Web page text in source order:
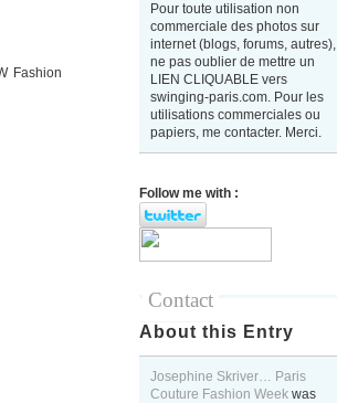
Pour toute utilisation non
commerciale des photos sur
internet (blogs, forums, autres),
ne pas oublier de mettre un
LIEN CLIQUABLE vers
swinging-paris.com. Pour les
utilisations commerciales ou
papiers, me contacter. Merci.
Follow me with :
Contact
About this Entry
Josephine Skriver… Paris
Couture Fashion Week was
Fashion